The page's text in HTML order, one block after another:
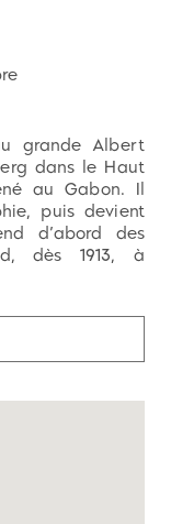
grande Albert
dans le Haut
au Gabon. Il
puis devient
d’abord des
dès 1913, à